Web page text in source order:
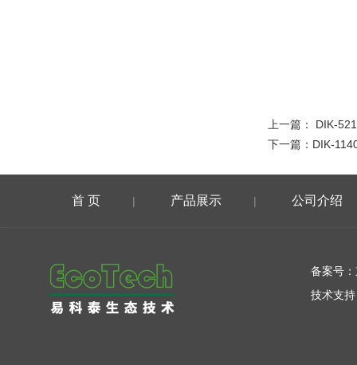
上一篇： DIK-
下一篇： DIK-
首 页 | 产品展示 | 公司介绍
备案号：
技术支